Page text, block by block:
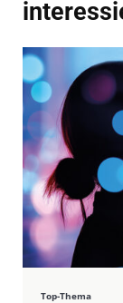
Top-Thema